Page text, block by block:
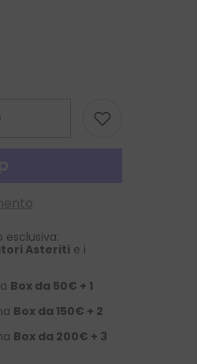
Asteriti e i
Box da 50€ + 1
Box da 150€ + 2
Box da 200€ + 3